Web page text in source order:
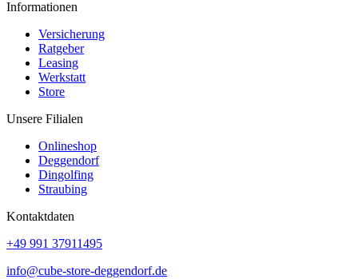
Informationen
Versicherung
Ratgeber
Leasing
Werkstatt
Store
Unsere Filialen
Onlineshop
Deggendorf
Dingolfing
Straubing
Kontaktdaten
+49 991 37911495
info@cube-store-deggendorf.de